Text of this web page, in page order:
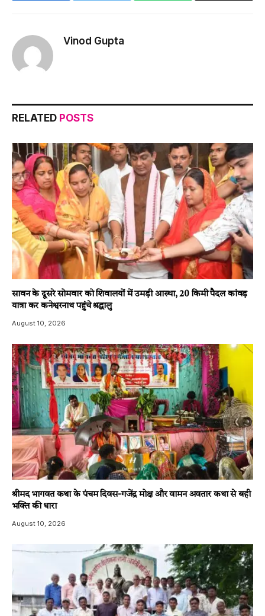
Vinod Gupta
RELATED POSTS
सावन के दूसरे सोमवार को शिवालयों में उमड़ी आस्था, 20 किमी पैदल कांवड़
यात्रा कर कनेश्वरनाथ पहुंचे श्रद्धालु
August 10, 2026
श्रीमद भागवत कथा के पंचम दिवस-गजेंद्र मोक्ष और वामन अवतार कथा से बही
भक्ति की धारा
August 10, 2026